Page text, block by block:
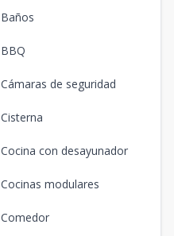
Baños
BBQ
Cámaras de seguridad
Cisterna
Cocina con desayunador
Cocinas modulares
Comedor